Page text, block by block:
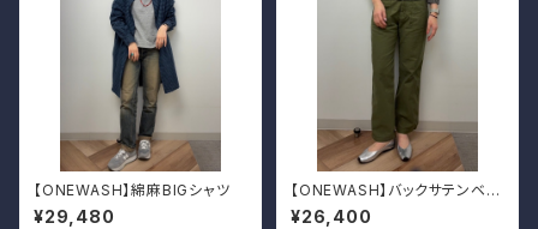
【ONEWASH】綿麻BIGシャツ
¥29,480
【ONEWASH】バックサテンベイ
カーパンツ
¥26,400